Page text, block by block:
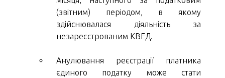
(звітним) періодом, в якому
здійснювалася діяльність за
незареєстрованим КВЕД.
Анулювання реєстрації платника
єдиного податку може стати